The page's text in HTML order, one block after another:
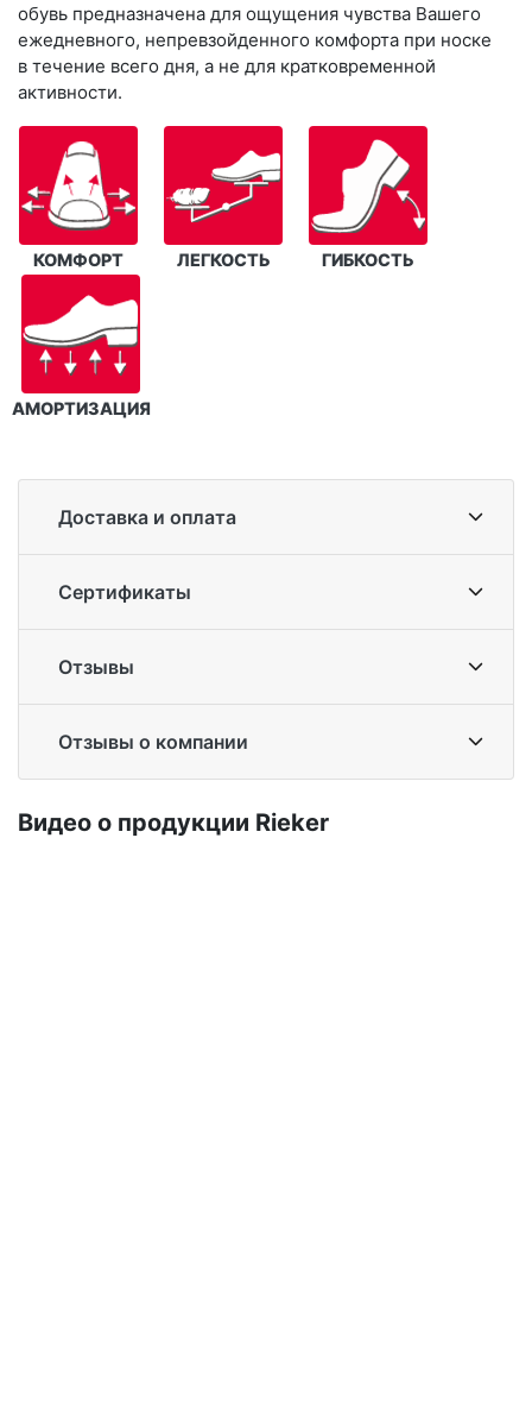
обувь предназначена для ощущения чувства Вашего
ежедневного, непревзойденного комфорта при носке
в течение всего дня, а не для кратковременной
активности.
КОМФОРТ ЛЕГКОСТЬ ГИБКОСТЬ
АМОРТИЗАЦИЯ
Доставка и оплата
Сертификаты
Отзывы
Отзывы о компании
Ви­део о про­дук­ции Ri­eker